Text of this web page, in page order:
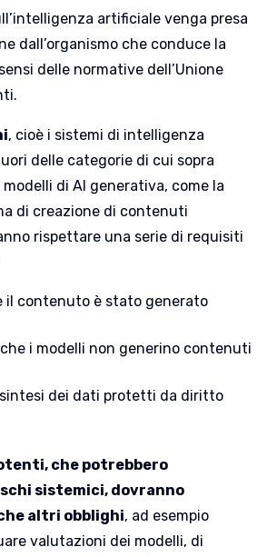
artificiale venga presa
dall’organismo che conduce la
delle normative dell’Unione
, cioè i sistemi di intelligenza
delle categorie di cui sopra
di AI generativa, come la
di creazione di contenuti
rispettare una serie di requisiti
il contenuto è stato generato
i modelli non generino contenuti
dei dati protetti da diritto
che potrebbero
sistemici, dovranno
altri obblighi, ad esempio
valutazioni dei modelli, di